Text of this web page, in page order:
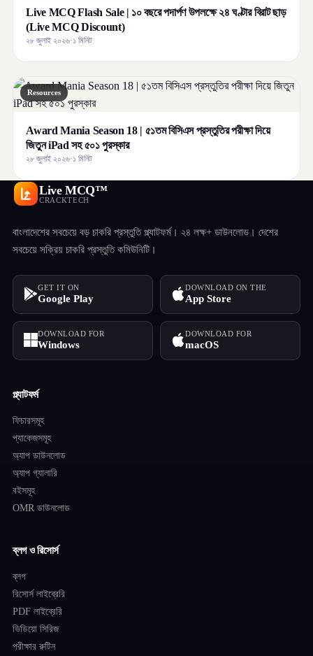
Live MCQ Flash Sale | ১০ বছরে পদার্পণ উপলক্ষে ২৪ ঘণ্টার বিরাট ছাড়
(Live MCQ Discount)
২৮ জুলাই ২০২৬·১ মিনিট
Resources
Award Mania Season 18 | ৫১তম বিসিএস প্রস্তুতির পরীক্ষা দিয়ে
জিতুন iPad সহ ৫০১ পুরস্কার
২৮ জুলাই ২০২৬·১ মিনিট
Live MCQ™
CRACKTECH
বাংলাদেশের সবচেয়ে বড় চাকরি প্রস্তুতি প্ল্যাটফর্ম। ২৪ লক্ষ+ ডাউনলোড। দেশের
সবচেয়ে সক্রিয় চাকরি প্রস্তুতি কমিউনিটি।
GET IT ON
Google Play
DOWNLOAD ON THE
App Store
DOWNLOAD FOR
Windows
DOWNLOAD FOR
macOS
প্ল্যাটফর্ম
ফিচারসমূহ
প্যাকেজসমূহ
অ্যাপ ডাউনলোড
অ্যাপ গ্যালারি
বইসমূহ
OMR ডাউনলোড
ব্লগ ও রিসোর্স
ব্লগ
রিসোর্স লাইব্রেরি
PDF লাইব্রেরি
ভিডিয়ো সিরিজ
পরীক্ষার রুটিন